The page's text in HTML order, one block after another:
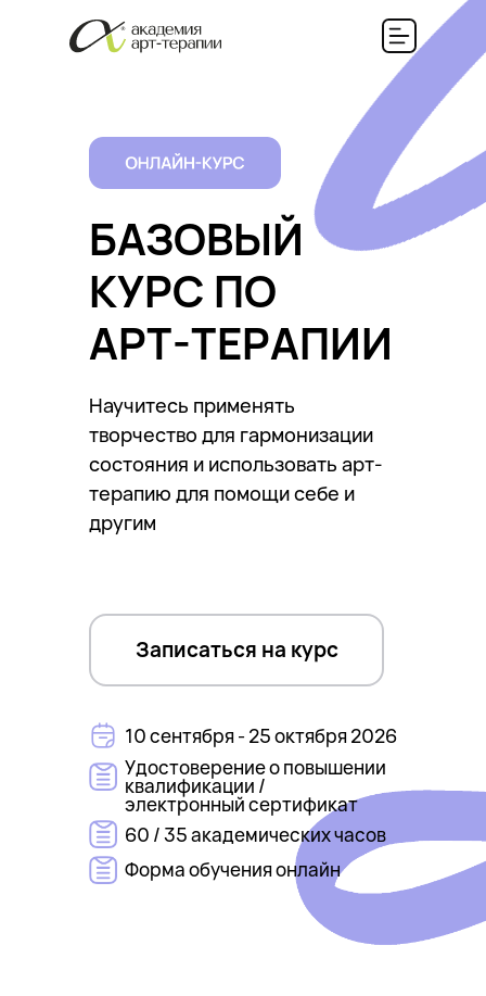
Научитесь применять
творчество для гармонизации
состояния и использовать арт-
терапию для помощи себе и
другим
Записаться на курс
БАЗОВЫЙ
КУРС ПО
АРТ-ТЕРАПИИ
10 сентября - 25 октября 2026
Удостоверение о повышении
квалификации /
электронный сертификат
60 / 35 академических часов
Форма обучения онлайн